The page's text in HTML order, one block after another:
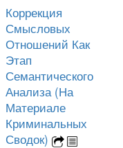
Коррекция
Смысловых
Отношений Как
Этап
Семантического
Анализа (На
Материале
Криминальных
Сводок)